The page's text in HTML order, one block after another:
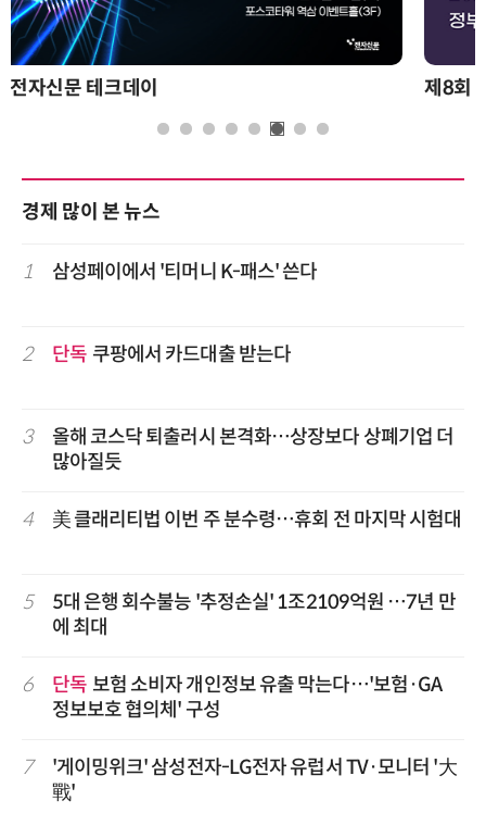
제8회 AI정부 혁신 콘퍼런스
경제 많이 본 뉴스
1 삼성페이에서 '티머니 K-패스' 쓴다
2 단독 쿠팡에서 카드대출 받는다
3
올해 코스닥 퇴출러시 본격화…상장보다 상폐기업 더
많아질듯
4 美 클래리티법 이번 주 분수령…휴회 전 마지막 시험대
5
5대 은행 회수불능 '추정손실' 1조2109억원 …7년 만
에 최대
6 단독 보험 소비자 개인정보 유출 막는다…'보험·GA
정보보호 협의체' 구성
7
'게이밍위크' 삼성전자-LG전자 유럽서 TV·모니터 '大
戰'